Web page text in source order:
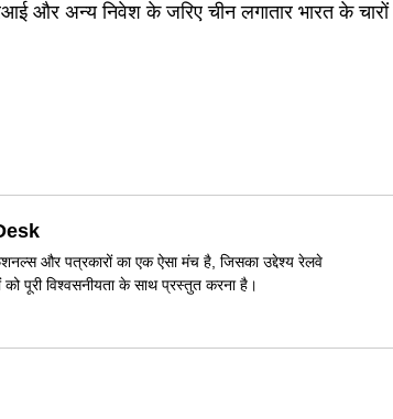
और अन्य निवेश के जरिए चीन लगातार भारत के
और पत्रकारों का एक ऐसा मंच है, जिसका उद्देश्य रेलवे
पूरी विश्वसनीयता के साथ प्रस्तुत करना है।